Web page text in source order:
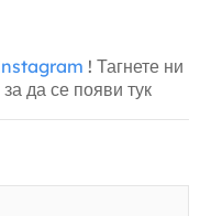
! Тагнете ни
за да се появи тук